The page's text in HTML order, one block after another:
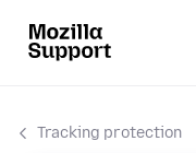
Tracking protection